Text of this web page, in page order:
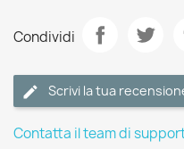
Condividi
Scrivi la tua
Contatta il team di